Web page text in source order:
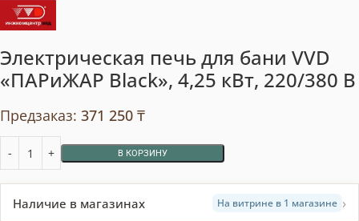
Электрическая печь для бани VVD
«ПАРиЖАР Black», 4,25 кВт, 220/380 В
Предзаказ: 371 250 ₸
В КОРЗИНУ
Наличие в магазинах На витрине в 1 магазине ›